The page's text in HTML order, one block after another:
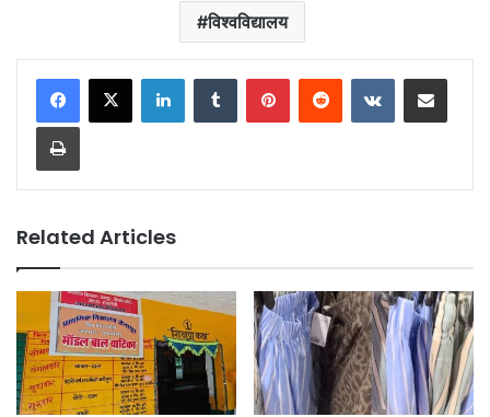
विश्वविद्यालय
LinkedInTumblr PinterestReddit VKontakteShare via Email
Print
Related Articles